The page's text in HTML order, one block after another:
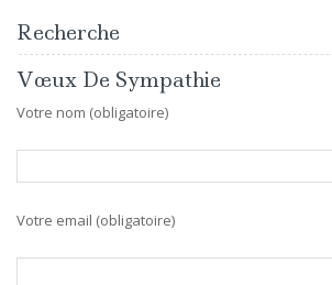
Recherche
Vœux De Sympathie
Votre nom (obligatoire)
Votre email (obligatoire)